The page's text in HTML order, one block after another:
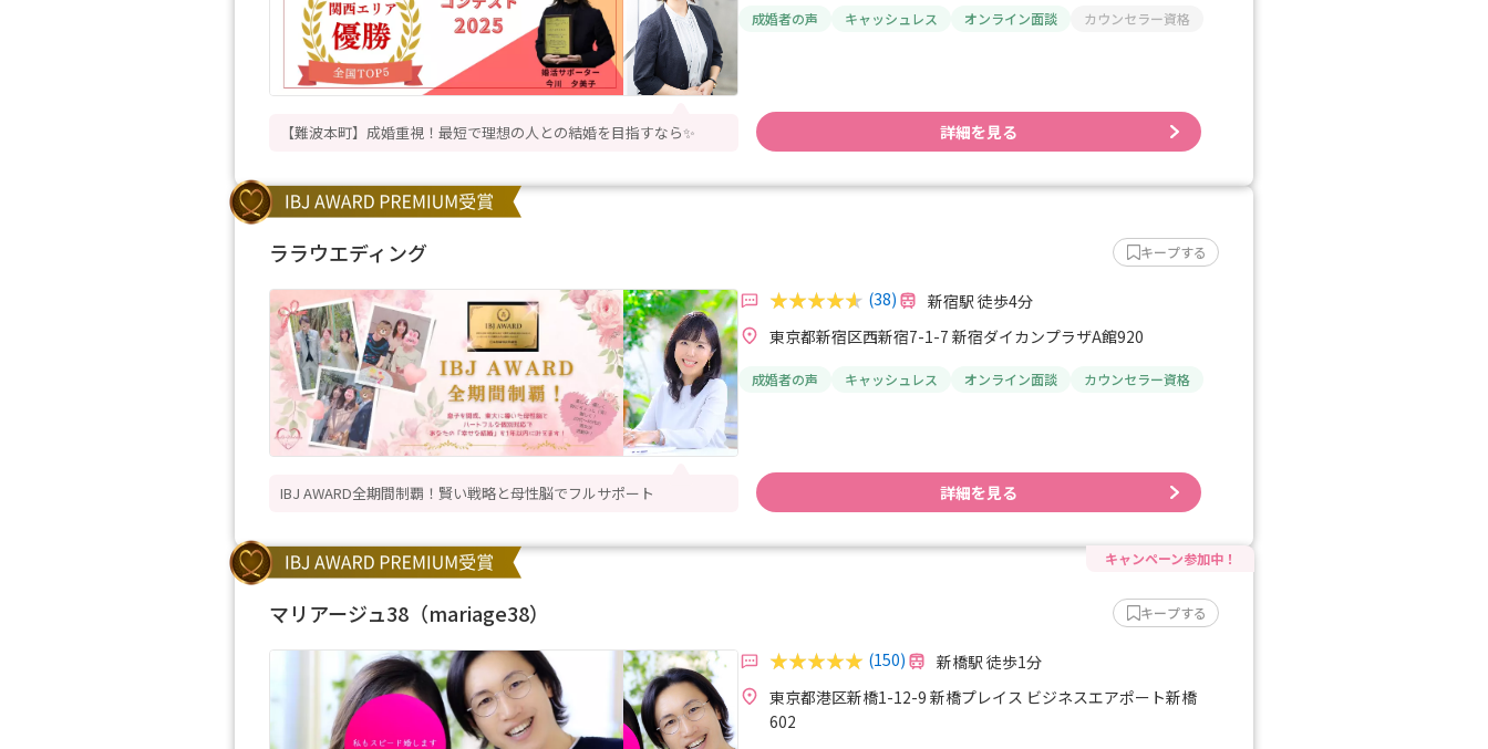
【難波本町】成婚重視！最短で理想の人との結婚を目指すなら✨
成婚者の声 キャッシュレス オンライン面談 カウンセラー資格
詳細を見る
ララウエディング キープする
IBJ AWARD全期間制覇！賢い戦略と母性脳でフルサポート
(38)
新宿駅 徒歩4分
東京都新宿区西新宿7-1-7 新宿ダイカンプラザA館920
成婚者の声 キャッシュレス オンライン面談 カウンセラー資格
詳細を見る
マリアージュ38（mariage38） キープする
(150)
新橋駅 徒歩1分
東京都港区新橋1-12-9 新橋プレイス ビジネスエアポート新橋
602